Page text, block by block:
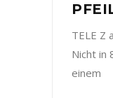
TELE Z
Nicht in
einem